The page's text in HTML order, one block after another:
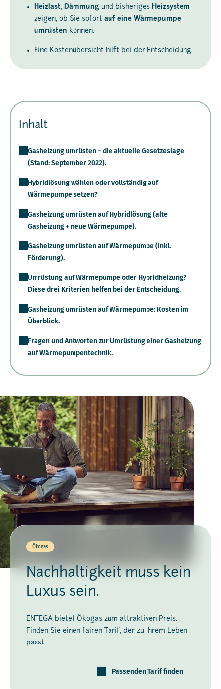
Heizlast, Dämmung und bisheriges Heizsystem
zeigen, ob Sie sofort auf eine Wärmepumpe
umrüsten können.
Eine Kostenübersicht hilft bei der Entscheidung.
Inhalt
Gasheizung umrüsten – die aktuelle Gesetzeslage
(Stand: September 2022).
Hybridlösung wählen oder vollständig auf
Wärmepumpe setzen?
Gasheizung umrüsten auf Hybridlösung (alte
Gasheizung + neue Wärmepumpe).
Gasheizung umrüsten auf Wärmepumpe (inkl.
Förderung).
Umrüstung auf Wärmepumpe oder Hybridheizung?
Diese drei Kriterien helfen bei der Entscheidung.
Gasheizung umrüsten auf Wärmepumpe: Kosten im
Überblick.
Fragen und Antworten zur Umrüstung einer Gasheizung
auf Wärmepumpentechnik.
Ökogas
Nachhaltigkeit muss kein
Luxus sein.
ENTEGA bietet Ökogas zum attraktiven Preis.
Finden Sie einen fairen Tarif, der zu Ihrem Leben
passt.
Passenden Tarif finden